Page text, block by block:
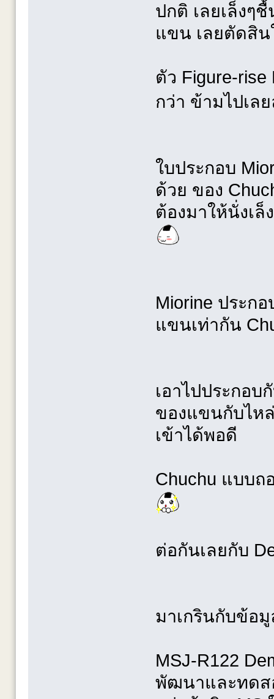
ปกติ เลยเล็งๆ
แขน เลยตัดสิน
ตัว Figure-
กว่า ข้ามไปเล
ใบประกอบ
ด้วย ของ
ต้องมาให้นั่งเ
Miorine ประก
แขนเท่ากัน
เอาไปประกอ
ของแขนกับไห
เข้าได้พอดี
Chuchu แบบถ
ต่อกันเลยกับ
มาเกรินกับข้อ
MSJ-R122
พัฒนาและทดส